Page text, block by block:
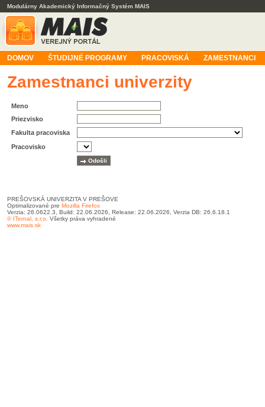
Modulárny Akademický Informačný Systém MAIS
DOMOV ŠTUDIJNÉ PROGRAMY PRACOVISKÁ ZAMESTNANCI
Zamestnanci univerzity
Meno
Priezvisko
Fakulta pracoviska
Pracovisko
PREŠOVSKÁ UNIVERZITA V PREŠOVE
Optimalizované pre Mozilla Firefox
Verzia: 26.0622.3, Build: 22.06.2026, Release: 22.06.2026, Verzia DB: 26.6.18.1
© ITernal, s.r.o. Všetky práva vyhradené
www.mais.sk